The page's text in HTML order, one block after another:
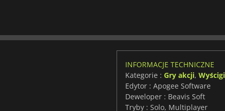
INFORMACJE TECHNICZNE
Kategorie : Gry akcji, Wyścigi
Edytor : Apogee Software
Deweloper : Beavis Soft
Tryby : Solo, Multiplayer